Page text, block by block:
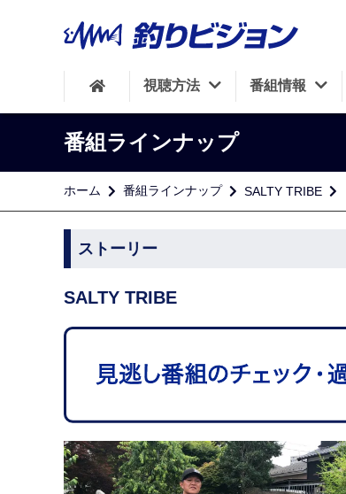
視聴方法 番組情報
番組ラインナップ
ホーム 番組ラインナップ SALTY TRIBE
ストーリー
SALTY TRIBE